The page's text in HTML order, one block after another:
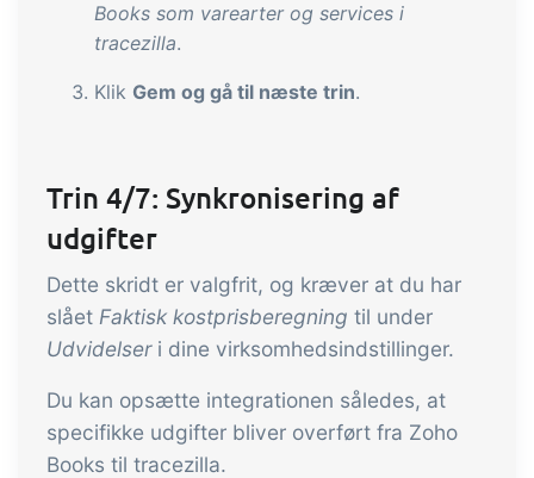
Books som varearter og services i
tracezilla.
Klik Gem og gå til næste trin.
Trin 4/7: Synkronisering af
udgifter
Dette skridt er valgfrit, og kræver at du har
slået Faktisk kostprisberegning til under
Udvidelseri dine virksomhedsindstillinger.
Du kan opsætte integrationen således, at
specifikke udgifter bliver overført fra Zoho
Books til tracezilla.